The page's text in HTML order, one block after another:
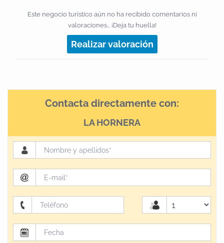
Este negocio turístico aún no ha recibido comentarios ni
valoraciones... ¡Deja tu huella!
Realizar valoración
Contacta directamente con:
LA HORNERA